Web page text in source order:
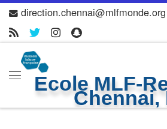
Skip to content
direction.chennai@mlfmonde.org
Ecole MLF-
Chennai,
Menu